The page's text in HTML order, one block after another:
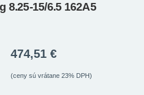
8.25-15/6.5 162A5
474,51 €
(ceny sú vrátane 23% DPH)